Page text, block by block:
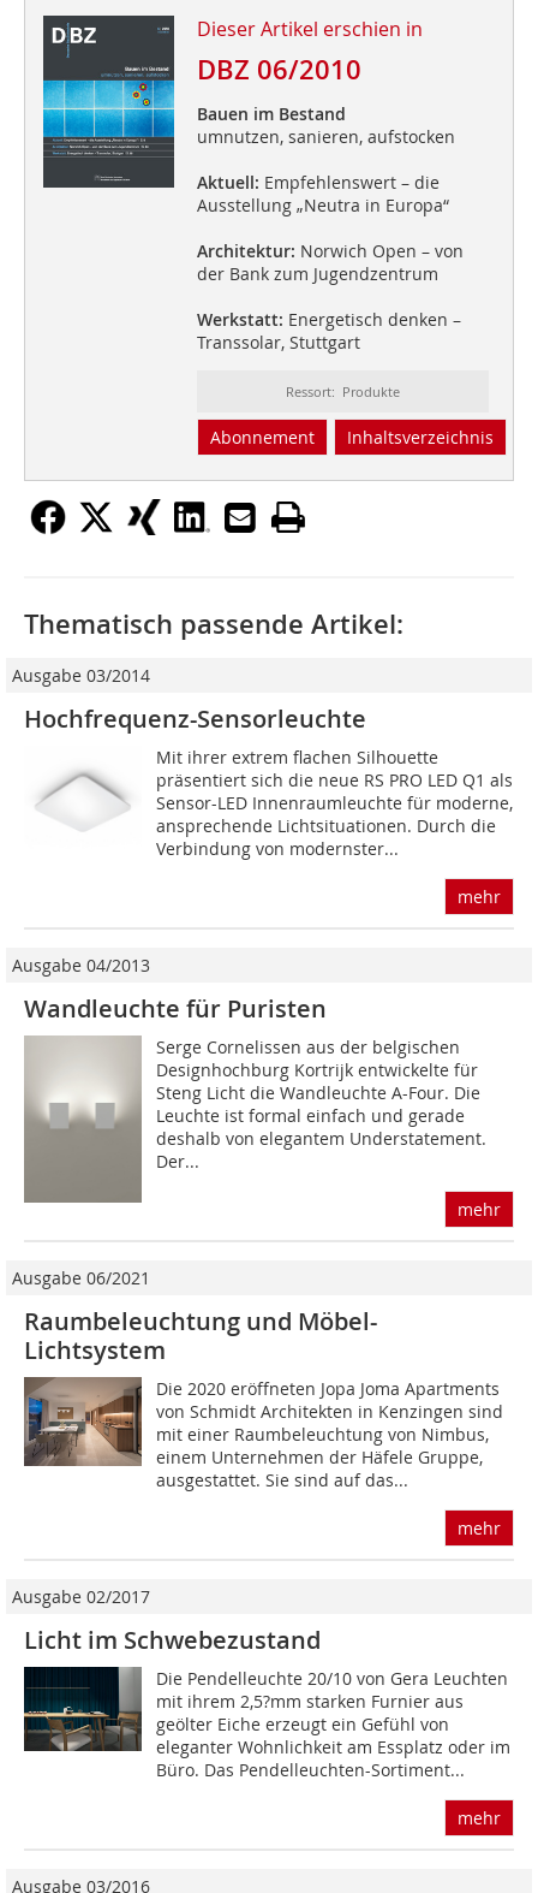
Dieser Artikel erschien in
DBZ 06/2010
Bauen im Bestand
umnutzen, sanieren, aufstocken
Aktuell: Empfehlenswert – die
Ausstellung „Neutra in Europa“
Architektur: Norwich Open – von
der Bank zum Jugendzentrum
Werkstatt: Energetisch denken –
Transsolar, Stuttgart
Ressort: Produkte
Abonnement Inhaltsverzeichnis
Thematisch passende Artikel:
Ausgabe 03/2014
Hochfrequenz-Sensorleuchte
Mit ihrer extrem flachen Silhouette
präsentiert sich die neue RS PRO LED Q1 als
Sensor-LED Innenraumleuchte für moderne,
ansprechende Lichtsituationen. Durch die
Verbindung von modernster...
mehr
Ausgabe 04/2013
Wandleuchte für Puristen
Serge Cornelissen aus der belgischen
Designhochburg Kortrijk entwickelte für
Steng Licht die Wandleuchte A-Four. Die
Leuchte ist formal einfach und gerade
deshalb von elegantem Understatement.
Der...
mehr
Ausgabe 06/2021
Raumbeleuchtung und Möbel-
Lichtsystem
Die 2020 eröffneten Jopa Joma Apartments
von Schmidt Architekten in Kenzingen sind
mit einer Raumbeleuchtung von Nimbus,
einem Unternehmen der Häfele Gruppe,
ausgestattet. Sie sind auf das...
mehr
Ausgabe 02/2017
Licht im Schwebezustand
Die Pendelleuchte 20/10 von Gera Leuchten
mit ihrem 2,5?mm starken Furnier aus
geölter Eiche erzeugt ein Gefühl von
eleganter Wohnlichkeit am Essplatz oder im
Büro. Das Pendelleuchten-Sortiment...
mehr
Ausgabe 03/2016